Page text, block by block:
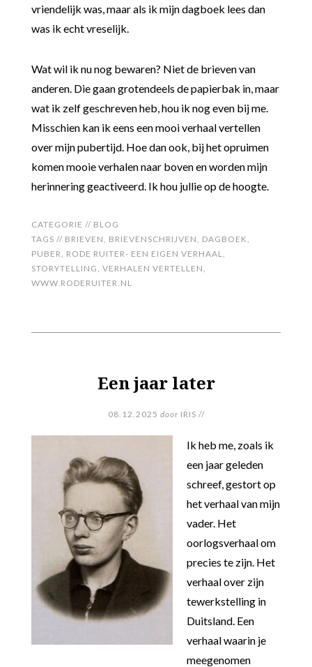
vriendelijk was, maar als ik mijn dagboek lees dan
was ik echt vreselijk.
Wat wil ik nu nog bewaren? Niet de brieven van
anderen. Die gaan grotendeels de papierbak in, maar
wat ik zelf geschreven heb, hou ik nog even bij me.
Misschien kan ik eens een mooi verhaal vertellen
over mijn pubertijd. Hoe dan ook, bij het opruimen
komen mooie verhalen naar boven en worden mijn
herinnering geactiveerd. Ik hou jullie op de hoogte.
CATEGORIE // BLOG
TAGS // BRIEVEN, BRIEVENSCHRIJVEN, DAGBOEK,
PUBER, RODE RUITER- EEN EIGEN VERHAAL,
STORYTELLING, VERHALEN VERTELLEN,
WWW.RODERUITER.NL
Een jaar later
08.12.2025 door IRIS //
Ik heb me, zoals ik
een jaar geleden
schreef, gestort op
het verhaal van mijn
vader. Het
oorlogsverhaal om
precies te zijn. Het
verhaal over zijn
tewerkstelling in
Duitsland. Een
verhaal waarin je
meegenomen